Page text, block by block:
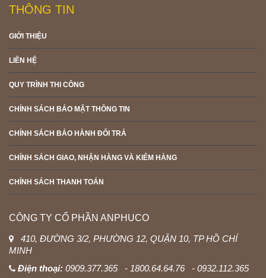
THÔNG TIN
GIỚI THIỆU
LIÊN HỆ
QUY TRÌNH THI CÔNG
CHÍNH SÁCH BẢO MẬT THÔNG TIN
CHÍNH SÁCH BẢO HÀNH ĐỔI TRẢ
CHÍNH SÁCH GIAO, NHẬN HÀNG VÀ KIỂM HÀNG
CHÍNH SÁCH THANH TOÁN
CÔNG TY CỔ PHẦN ANPHUCO
410, ĐƯỜNG 3/2, PHƯỜNG 12, QUẬN 10, TP HỒ CHÍ
MINH
Điện thoại: 0909.377.365 - 1800.64.64.76 - 0932.112.365